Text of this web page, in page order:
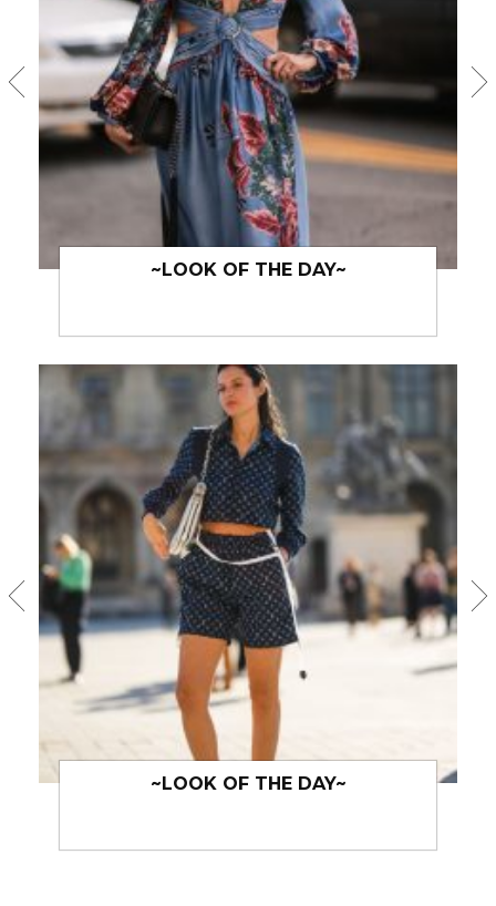
~LOOK OF THE DAY~
~LOOK OF THE DAY~